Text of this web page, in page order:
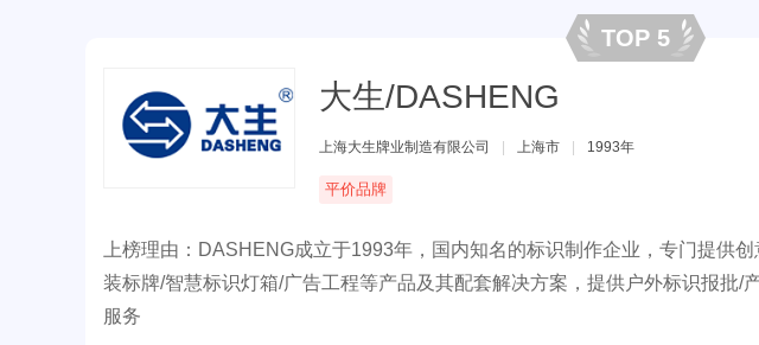
TOP 5
大生/DASHENG
上海大生牌业制造有限公司 上海市 1993年
平价品牌
上榜理由：DASHENG成立于1993年，国内知名的标识制作企业，专门提供
装标牌/智慧标识灯箱/广告工程等产品及其配套解决方案，提供户外标识报批/
服务